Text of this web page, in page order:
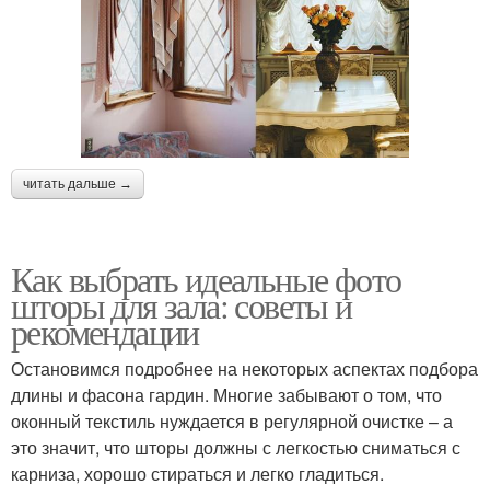
читать дальше →
Как выбрать идеальные фото
шторы для зала: советы и
рекомендации
Остановимся подробнее на некоторых аспектах подбора
длины и фасона гардин. Многие забывают о том, что
оконный текстиль нуждается в регулярной очистке – а
это значит, что шторы должны с легкостью сниматься с
карниза, хорошо стираться и легко гладиться.